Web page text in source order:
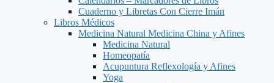
Cuaderno y Libretas Con Cierre Imán
Libros Médicos
Medicina Natural Medicina China y Afines
Medicina Natural
Homeopatía
Acupuntura Reflexología y Afines
Yoga